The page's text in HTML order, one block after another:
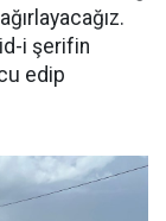
i şerifin
edip